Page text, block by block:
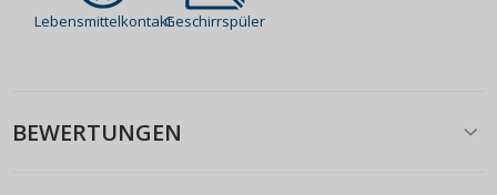
LebensmittelkontaktGeschirrspüler
BEWERTUNGEN